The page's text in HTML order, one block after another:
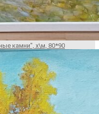
камни", х\м, 80*90